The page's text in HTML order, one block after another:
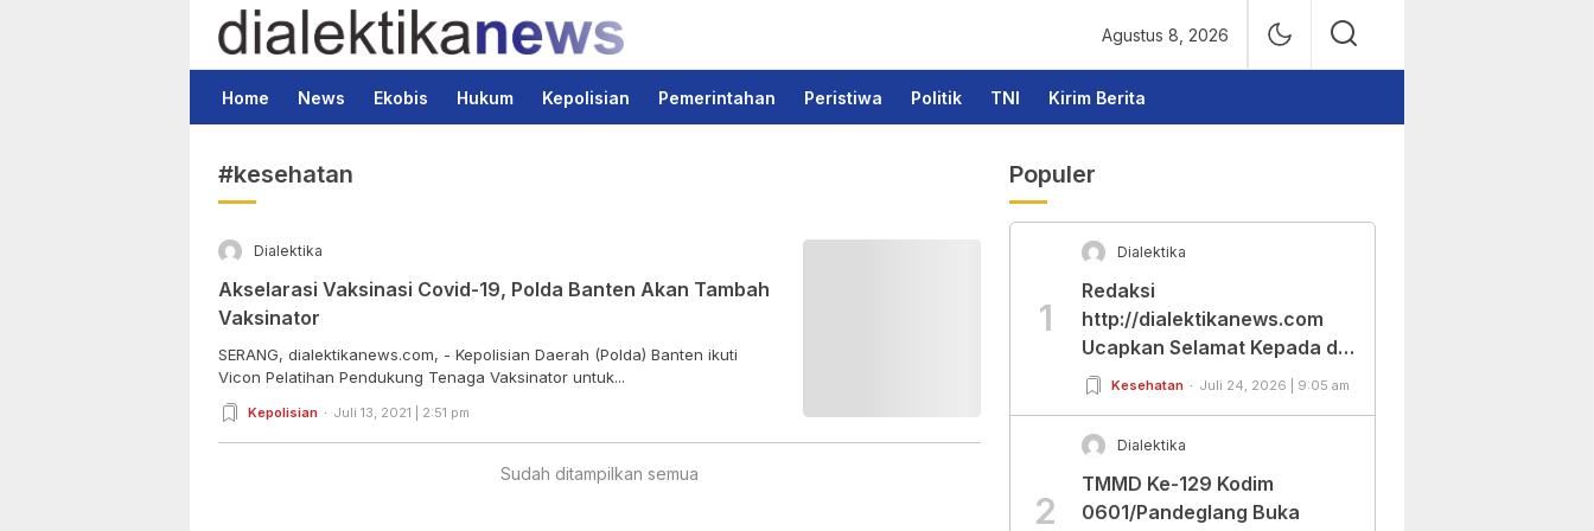
Dialektika News
Terkini dan Populer
Agustus 8, 2026
Home News Ekobis Hukum Kepolisian Pemerintahan Peristiwa Politik TNI Kirim Berita
#kesehatan
Dialektika
Akselarasi Vaksinasi Covid-19, Polda Banten Akan Tambah
Vaksinator
SERANG, dialektikanews.com, - Kepolisian Daerah (Polda) Banten ikuti
Vicon Pelatihan Pendukung Tenaga Vaksinator untuk...
Kepolisian Juli 13, 2021 | 2:51 pm
Sudah ditampilkan semua
Populer
1
Dialektika
Redaksi
http://dialektikanews.com
Ucapkan Selamat Kepada dr.
Cut Budiarti Atas Jabatan
Pandeglang
Kesehatan Juli 24, 2026 | 9:05 am
2
Dialektika
TMMD Ke-129 Kodim
0601/Pandeglang Buka